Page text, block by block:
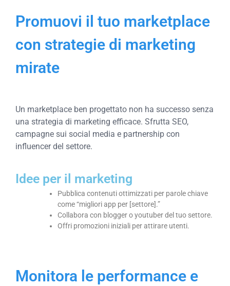
Promuovi il tuo marketplace
con strategie di marketing
mirate
Un marketplace ben progettato non ha successo senza
una strategia di marketing efficace. Sfrutta SEO,
campagne sui social media e partnership con
influencer del settore.
Idee per il marketing
Pubblica contenuti ottimizzati per parole chiave
come “migliori app per [settore].”
Collabora con blogger o youtuber del tuo settore.
Offri promozioni iniziali per attirare utenti.
Monitora le performance e